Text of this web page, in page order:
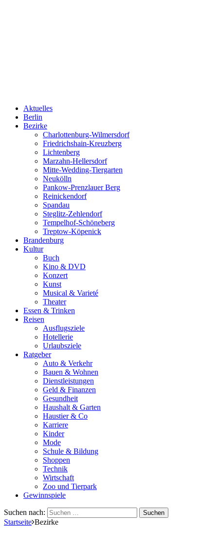
Aktuelles
Berlin
Bezirke
Charlottenburg-Wilmersdorf
Friedrichshain-Kreuzberg
Lichtenberg
Marzahn-Hellersdorf
Mitte-Wedding-Tiergarten
Neukölln
Pankow-Prenzlauer Berg
Reinickendorf
Spandau
Steglitz-Zehlendorf
Tempelhof-Schöneberg
Treptow-Köpenick
Brandenburg
Kultur
Buch
Kino & DVD
Konzert
Kunst
Musical & Varieté
Theater
Essen & Trinken
Reisen
Ausflugsziele
Hotellerie
Urlaubsziele
Ratgeber
Auto & Verkehr
Bauen & Wohnen
Dienstleistungen
Geld & Finanzen
Gesundheit
Haushalt & Garten
Haustier & Co
Karriere
Kinder
Mode
Schule & Bildung
Shoppen
Technik
Wirtschaft
Zoo und Tierpark
Gewinnspiele
Suchen nach:
Startseite Bezirke